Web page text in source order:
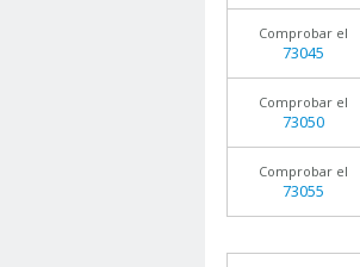
Comprobar el
73045
Comprobar el
73050
Comprobar el
73055